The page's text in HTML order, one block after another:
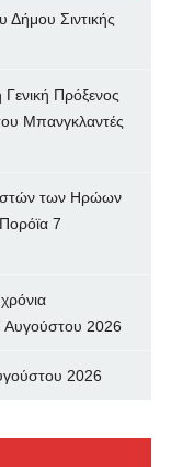
Δήμου Σιντικής
Γενική Πρόξενος
Μπανγκλαντές
των Ηρώων
7
Αυγούστου 2026
2026